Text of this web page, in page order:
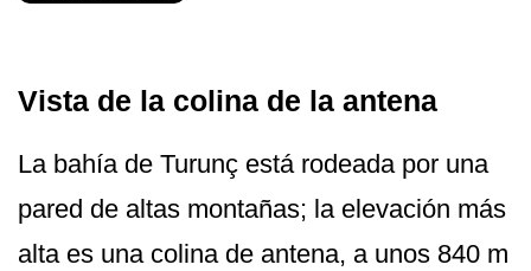
Vista de la colina de la antena
La bahía de Turunç está rodeada por una
pared de altas montañas; la elevación más
alta es una colina de antena, a unos 840 m